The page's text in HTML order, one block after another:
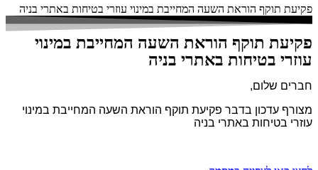
פקיעת תוקף הוראת השעה המחייבת במינוי עוזרי בטיחות באתרי בניה
פקיעת תוקף הוראת השעה המחייבת במינוי
עוזרי בטיחות באתרי בניה
חברים שלום,
מצורף עדכון בדבר פקיעת תוקף הוראת השעה המחייבת במינוי
עוזרי בטיחות באתרי בניה